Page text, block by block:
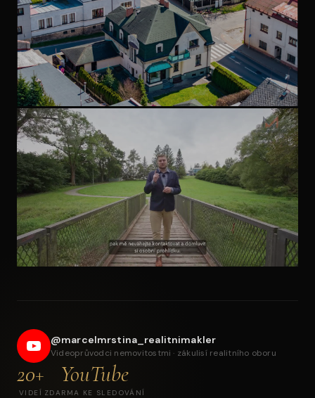
NEMOVITOST S PŘÍBĚHEM
Milujete historii a domy s
příběhem?
@marcelmrstina_realitnimakler
Videoprůvodci nemovitostmi · zákulisí realitního oboru
20+
VIDEÍ
YouTube
ZDARMA KE SLEDOVÁNÍ